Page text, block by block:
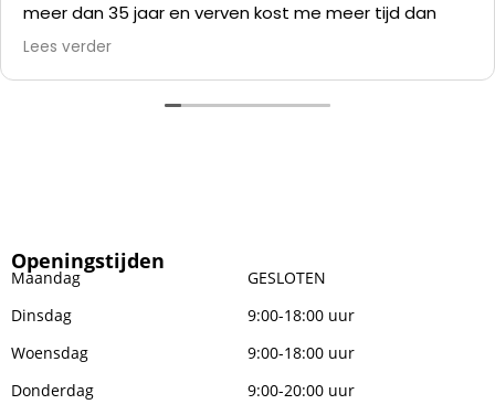
meer dan 35 jaar en verven kost me meer tijd dan
alles er af slopen en die kunststof panelen er op
zetten.
Lees verder
Openingstijden
Maandag
GESLOTEN
Dinsdag
9:00-18:00 uur
Woensdag
9:00-18:00 uur
Donderdag
9:00-20:00 uur